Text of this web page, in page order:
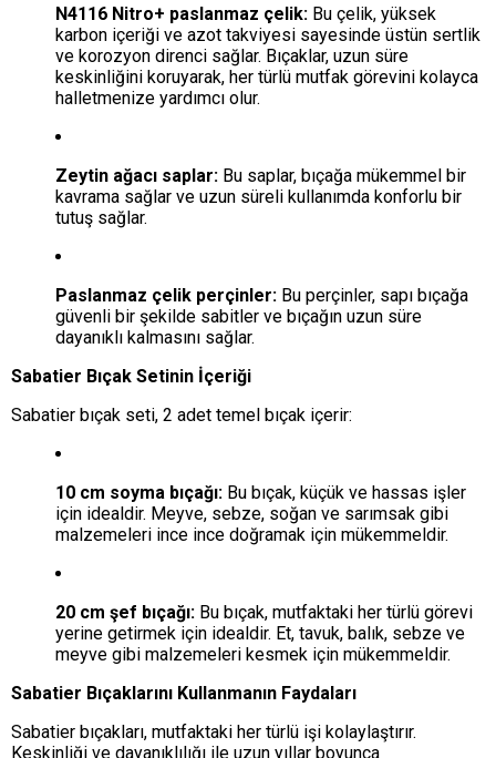
N4116 Nitro+ paslanmaz çelik: Bu çelik, yüksek
karbon içeriği ve azot takviyesi sayesinde üstün sertlik
ve korozyon direnci sağlar. Bıçaklar, uzun süre
keskinliğini koruyarak, her türlü mutfak görevini kolayca
halletmenize yardımcı olur.
Zeytin ağacı saplar: Bu saplar, bıçağa mükemmel bir
kavrama sağlar ve uzun süreli kullanımda konforlu bir
tutuş sağlar.
Paslanmaz çelik perçinler: Bu perçinler, sapı bıçağa
güvenli bir şekilde sabitler ve bıçağın uzun süre
dayanıklı kalmasını sağlar.
Sabatier Bıçak Setinin İçeriği
Sabatier bıçak seti, 2 adet temel bıçak içerir:
10 cm soyma bıçağı: Bu bıçak, küçük ve hassas işler
için idealdir. Meyve, sebze, soğan ve sarımsak gibi
malzemeleri ince ince doğramak için mükemmeldir.
20 cm şef bıçağı: Bu bıçak, mutfaktaki her türlü görevi
yerine getirmek için idealdir. Et, tavuk, balık, sebze ve
meyve gibi malzemeleri kesmek için mükemmeldir.
Sabatier Bıçaklarını Kullanmanın Faydaları
Sabatier bıçakları, mutfaktaki her türlü işi kolaylaştırır.
Keskinliği ve dayanıklılığı ile uzun yıllar boyunca